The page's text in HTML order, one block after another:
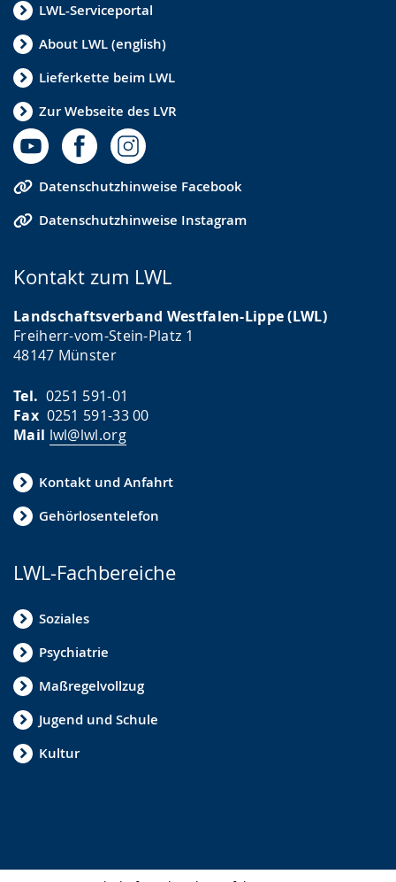
LWL-Serviceportal
About LWL (english)
Lieferkette beim LWL
Zur Webseite des LVR
Datenschutzhinweise Facebook
Datenschutzhinweise Instagram
Kontakt zum LWL
Landschaftsverband Westfalen-Lippe (LWL)
Freiherr-vom-Stein-Platz 1
48147 Münster
Tel. 0251 591-01
Fax0251 591-33 00
Mail lwl@lwl.org
Kontakt und Anfahrt
Gehörlosentelefon
LWL-Fachbereiche
Soziales
Psychiatrie
Maßregelvollzug
Jugend und Schule
Kultur